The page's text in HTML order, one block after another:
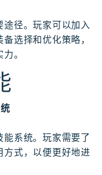
径。玩家可以加入
选择和优化策略，
。
系统。玩家需要了
方式，以便更好地进